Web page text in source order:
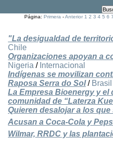
Página:Primera -Anterior 1 2 3 4 5 6 7
"La desigualdad de
Chile
Organizaciones apoyan a
Nigeria / Internacional
Indígenas se movilizan
Raposa Serra do Sol/ Brasil
La Empresa Bioenergy y
comunidad de “Laterza
Quieren desalojar a los
Acusan a Coca-Cola y
Wilmar, RRDC y las